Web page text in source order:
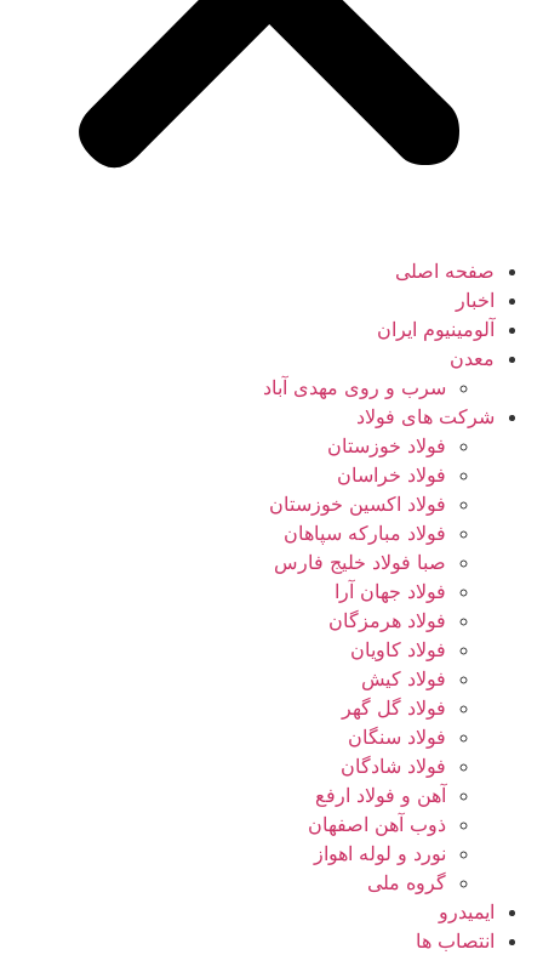
صفحه اصلی
اخبار
آلومینیوم ایران
معدن
سرب و روی مهدی آباد
شرکت های فولاد
فولاد خوزستان
فولاد خراسان
فولاد اکسین خوزستان
فولاد مبارکه سپاهان
صبا فولاد خلیج فارس
فولاد جهان آرا
فولاد هرمزگان
فولاد کاویان
فولاد کیش
فولاد گل گهر
فولاد سنگان
فولاد شادگان
آهن و فولاد ارفع
ذوب آهن اصفهان
نورد و لوله اهواز
گروه ملی
ایمیدرو
انتصاب ها